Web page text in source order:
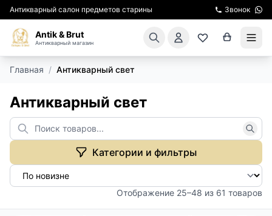
Антикварный салон предметов старины Звонок
Antik & Brut
Антикварный магазин
АРЕНДА МЕБЕЛИ
ПОДАРКИ
КИНОСЪЕМКА
Главная / Антикварный свет
Антикварный свет
Категории и фильтры
Отображение 25–48 из 61 товаров